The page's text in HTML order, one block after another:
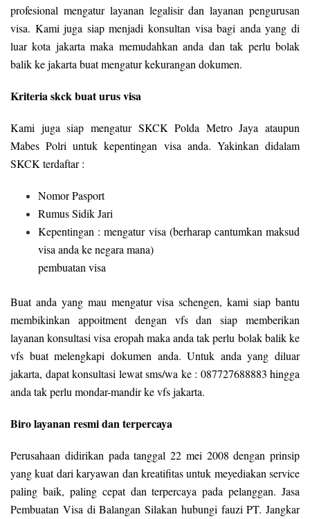
profesional mengatur layanan legalisir dan layanan pengurusan
visa. Kami juga siap menjadi konsultan visa bagi anda yang di
luar kota jakarta maka memudahkan anda dan tak perlu bolak
balik ke jakarta buat mengatur kekurangan dokumen.
Kriteria skck buat urus visa
Kami juga siap mengatur SKCK Polda Metro Jaya ataupun
Mabes Polri untuk kepentingan visa anda. Yakinkan didalam
SKCK terdaftar :
Nomor Pasport
Rumus Sidik Jari
Kepentingan : mengatur visa (berharap cantumkan maksud
visa anda ke negara mana)
pembuatan visa
Buat anda yang mau mengatur visa schengen, kami siap bantu
membikinkan appoitment dengan vfs dan siap memberikan
layanan konsultasi visa eropah maka anda tak perlu bolak balik ke
vfs buat melengkapi dokumen anda. Untuk anda yang diluar
jakarta, dapat konsultasi lewat sms/wa ke : 087727688883 hingga
anda tak perlu mondar-mandir ke vfs jakarta.
Biro layanan resmi dan terpercaya
Perusahaan didirikan pada tanggal 22 mei 2008 dengan prinsip
yang kuat dari karyawan dan kreatifitas untuk meyediakan service
paling baik, paling cepat dan terpercaya pada pelanggan. Jasa
Pembuatan Visa di Balangan Silakan hubungi fauzi PT. Jangkar